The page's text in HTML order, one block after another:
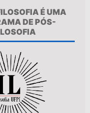
É UMA
DE PÓS-